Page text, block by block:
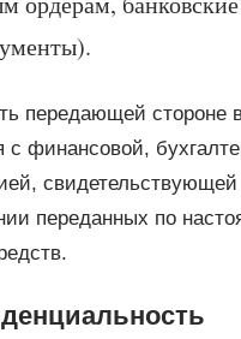
передающей стороне
с финансовой,
свидетельствующей
переданных по